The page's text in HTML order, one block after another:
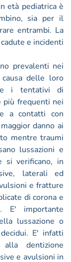
età pediatrica è
sia per il
entrambi. La
e incidenti
prevalenti nei
delle loro
e i tentativi di
più frequenti nei
a contatti con
danno ai
mentre traumi
lussazioni e
si verificano, in
laterali ed
e fratture
di corona e
E' importante
lussazione o
E' infatti
dentizione
e avulsioni in